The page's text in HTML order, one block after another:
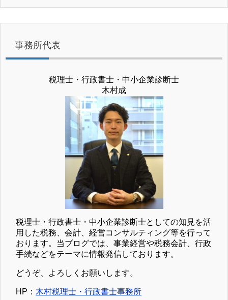
事務所代表
税理士・行政書士・中小企業診断士
木村成
税理士・行政書士・中小企業診断士としての知見を活
用した税務、会計、経営コンサルティング等を行って
おります。当ブログでは、事業経営や税務会計、行政
手続などをテーマに情報発信しております。
どうぞ、よろしくお願いします。
HP： 木村税理士・行政書士事務所